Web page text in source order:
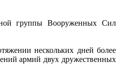
группы Вооруженных Сил
нескольких дней более
армий двух дружественных